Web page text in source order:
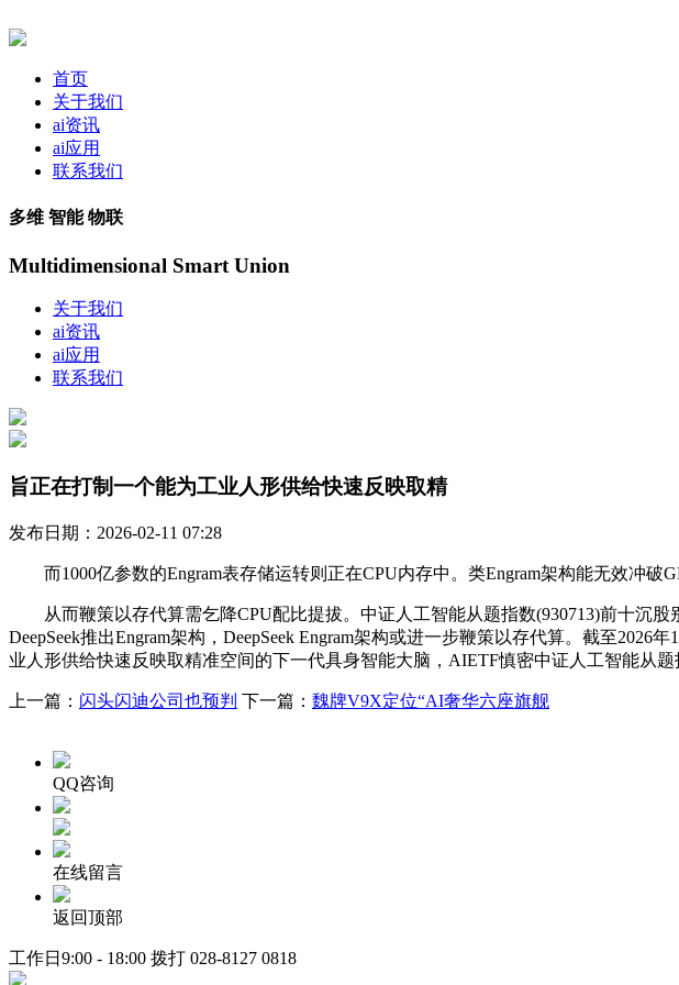
首页
关于我们
ai资讯
ai应用
联系我们
多维 智能 物联
Multidimensional Smart Union
关于我们
ai资讯
ai应用
联系我们
旨正在打制一个能为工业人形供给快速反映取精
发布日期：2026-02-11 07:28
而1000亿参数的Engram表存储运转则正在CPU内存中。类Engram架构能无效冲破
从而鞭策以存代算需乞降CPU配比提拔。中证人工智能从题指数(930713)前十沉股
DeepSeek推出Engram架构，DeepSeek Engram架构或进一步鞭策以存代算。截至
业人形供给快速反映取精准空间的下一代具身智能大脑，AIETF慎密中证人工智能从题
上一篇： 闪头闪迪公司也预判 下一篇： 魏牌V9X定位“AI奢华六座旗舰
QQ咨询
在线留言
返回顶部
工作日9:00 - 18:00 拨打 028-8127 0818